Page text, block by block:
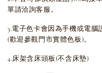
單請洽詢客服。
3.電子色卡會因為手機或電
(歡迎參觀門市實體色板)。
4.床架含床頭板(不含床墊)